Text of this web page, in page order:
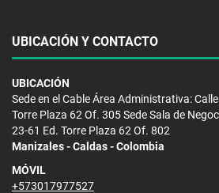
UBICACIÓN Y CONTACTO
UBICACIÓN
Sede en el Cable Área Administrativa:
Torre Plaza 62 Of. 305 Sede Sala de
23-61 Ed. Torre Plaza 62 Of. 802
Manizales - Caldas - Colombia
MÓVIL
+573017977527